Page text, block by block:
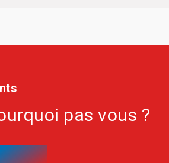
pas vous ?